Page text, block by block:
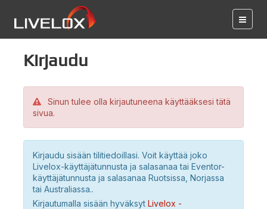
Kirjaudu
Sinun tulee olla kirjautuneena käyttääksesi tätä
sivua.
Kirjaudu sisään tilitiedoillasi. Voit käyttää joko
Livelox-käyttäjätunnusta ja salasanaa tai Eventor-
käyttäjätunnusta ja salasanaa Ruotsissa, Norjassa
tai Australiassa..
Kirjautumalla sisään hyväksyt Livelox -